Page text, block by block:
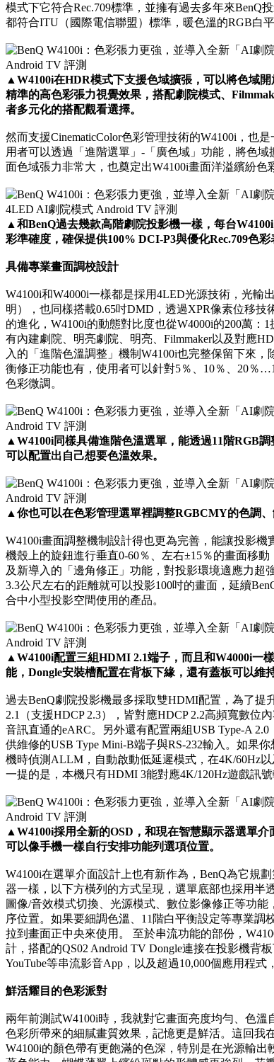
模式下它符合Rec.709標準，並擁有過去多年來BenQ
都符合ITU（國際電信聯盟）標準，暖色溫的RGB白
▲W4100i在HDR模式下支援色域擴張，可以將色域
精準的高色彩張力視覺效果，搭配劇院模式、
者多元化的搭配觀看選擇。
然而支援CinematicColor色彩管理技術的W4100i，也
用者可以透過「進階選單」-「廣色域」功能，將色
面色域張力非常大，也奠定出W4100i畫面洋溢繽紛色
▲和BenQ過去幾款高階劇院投影機一樣，每台
彩準確度，確保提供100% DCI-P3與優化Rec.709色彩
具備專業畫面調校設計
W4100i和W4000i一樣都是採用4LED光源技術，光輸
明），也同樣搭載0.65吋DMD，透過XPR像素位移
的進化，W4100i的動態對比度也從W4000i的200萬
有內建劇院、明亮劇院、明亮、Filmmaker以及對應
入的「進階色溫調整」機制W4100i也完整保留下來
衡修正功能也有，使用者可以針對5％、10％、20％
色彩微調。
▲W4100i同樣具備進階色溫選單，能透過11階RGB
可以配置出自己想要色溫效果。
▲你也可以在色彩管理選單裡調整RGBCMY的色調
W4100i畫面調整機制設計得也更為完善，能讓投影
機殼上的旋鈕進行垂直0-60％、左右±15％的畫面移
及新導入的「邊角修正」功能，對投影環境適應力超
3.3公尺左右的距離就可以投影100吋的畫面，延續
合中小型投影空間使用的產品。
▲W4100i配置三組HDMI 2.1端子，而且和W4000i一
能，Dongle安裝槽配置在背板下緣，還有蓋板可以維
過去BenQ劇院投影機最多採取雙HDMI配置，為了
2.1（支援HDCP 2.3），皆對應HDCP 2.2高頻寬數位
音訊直通的eARC。另外還有配置兩組USB Type-A
供維修的USB Type Mini-B端子與RS-232輸入。如果
機時偵測ALLM，自動啟動低延遲模式，在4K/60Hz
一提的是，本機只有HDMI 3能對應4K/120Hz遊戲訊
▲W4100i採用全新的OSD，和現在智慧顯示器選單
可以像手機一樣自行安排功能列選項位置。
W4100i在選單介面設計上也有新作為，BenQ為它規
器一樣，以下方橫列的方式呈現，選單底部也採用半
圖像/音效模式切換、光源模式、數位影像修正等功
序位置。如果要細調色溫、11階白平衡設定等專業
拉到畫面正中央來使用。 至於串流功能的部份，
計，搭配的QS02 Android TV Dongle連接在投影機背
YouTube等串流影音App，以及超過10,000個應用程式
鮮活耀目的色彩派對
兩年前測試W4100i時，我就對它畫面亮度均勻、色
色彩所帶來的細膩畫質效果，記憶更是鮮活。這回我
W4100i的顏色帶有更飽滿的色深，特別是在光源輸